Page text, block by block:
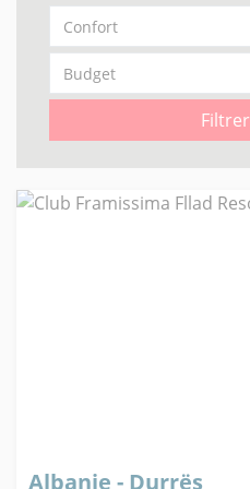
Filtrer
Albanie - Durrës